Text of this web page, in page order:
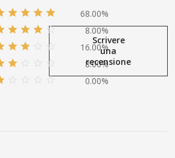
68.00%
8.00%
16.00%
8.00%
0.00%
Scrivere
una
recensione